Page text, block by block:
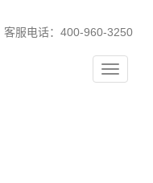
客服电话：400-960-3250
Toggle